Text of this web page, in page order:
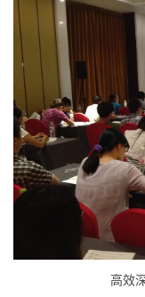
高效